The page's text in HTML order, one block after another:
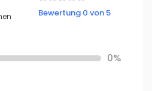
Bewertung 0 von 5
0%